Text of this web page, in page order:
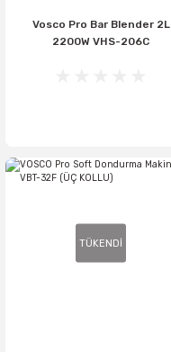
Vosco Pro Bar Blender 2L
2200W VHS-206C
TÜKENDİ